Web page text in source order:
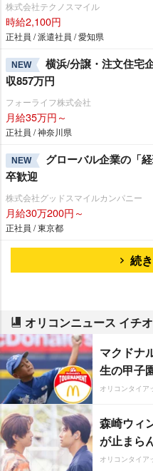
株式会社テクノスマイル
時給2,100円
正社員 / 派遣社員 / 愛知県
NEW
横浜/分譲・注文住宅
収857万円
フォーライフ株式会社
月給35万円～
正社員 / 神奈川県
NEW
グローバル企業の「
卒歓迎
株式会社グッドスマイルカンパニー
月給30万200円～
正社員 / 東京都
続
オリコンニュース イチ
マクドナ
生の甲子
オリコンタイア
森崎ウィ
が止まら
オリコンタイア